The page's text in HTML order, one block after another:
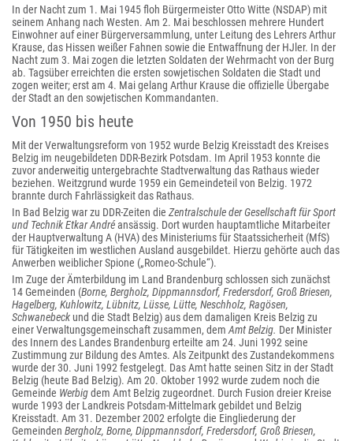
In der Nacht zum 1. Mai 1945 floh Bürgermeister Otto Witte (NSDAP) mit
seinem Anhang nach Westen. Am 2. Mai beschlossen mehrere Hundert
Einwohner auf einer Bürgerversammlung, unter Leitung des Lehrers Arthur
Krause, das Hissen weißer Fahnen sowie die Entwaffnung der HJ ler. In der
Nacht zum 3. Mai zogen die letzten Soldaten der Wehrmacht von der Burg
ab. Tagsüber erreichten die ersten sowjetischen Soldaten die Stadt und
zogen weiter; erst am 4. Mai gelang Arthur Krause die offizielle Übergabe
der Stadt an den sowjetischen Kommandanten.
Von 1950 bis heute
Mit der Verwaltungsreform von 1952 wurde Belzig Kreisstadt des Kreises
Belzig im neugebildeten DDR-Bezirk Potsdam. Im April 1953 konnte die
zuvor anderweitig untergebrachte Stadtverwaltung das Rathaus wieder
beziehen. Weitzgrund wurde 1959 ein Gemeindeteil von Belzig. 1972
brannte durch Fahrlässigkeit das Rathaus.
In Bad Belzig war zu DDR-Zeiten die Zentralschule der Gesellschaft für Sport
und Technik Etkar Andréansässig. Dort wurden hauptamtliche Mitarbeiter
der Hauptverwaltung A (HVA) des Ministeriums für Staatssicherheit (MfS)
für Tätigkeiten im westlichen Ausland ausgebildet. Hierzu gehörte auch das
Anwerben weiblicher Spione („Romeo-Schule“).
Im Zuge der Ämterbildung im Land Brandenburg schlossen sich zunächst
14 Gemeinden (Borne, Bergholz, Dippmannsdorf, Fredersdorf, Groß Briesen,
Hagelberg, Kuhlowitz, Lübnitz, Lüsse, Lütte, Neschholz, Ragösen,
Schwanebeck und die Stadt Belzig) aus dem damaligen Kreis Belzig zu
einer Verwaltungsgemeinschaft zusammen, dem Amt Belzig. Der Minister
des Innern des Landes Brandenburg erteilte am 24. Juni 1992 seine
Zustimmung zur Bildung des Amtes. Als Zeitpunkt des Zustandekommens
wurde der 30. Juni 1992 festgelegt. Das Amt hatte seinen Sitz in der Stadt
Belzig (heute Bad Belzig). Am 20. Oktober 1992 wurde zudem noch die
Gemeinde Werbigdem Amt Belzig zugeordnet. Durch Fusion dreier Kreise
wurde 1993 der Landkreis Potsdam-Mittelmark gebildet und Belzig
Kreisstadt. Am 31. Dezember 2002 erfolgte die Eingliederung der
Gemeinden Bergholz, Borne, Dippmannsdorf, Fredersdorf, Groß Briesen,